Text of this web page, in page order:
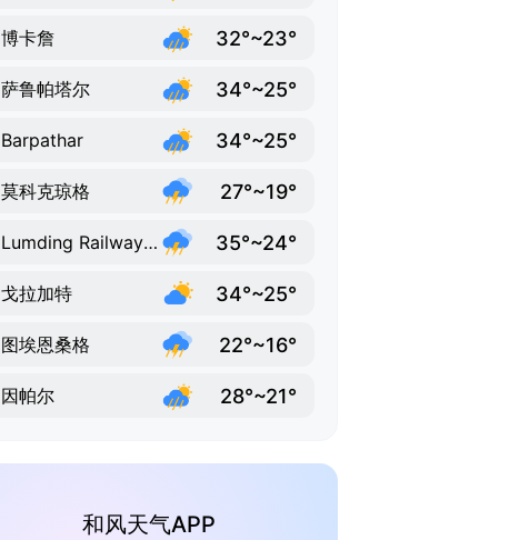
博卡詹 32°~23°
萨鲁帕塔尔 34°~25°
Barpathar 34°~25°
莫科克琼格 27°~19°
Lumding Railway Colony 35°~24°
戈拉加特 34°~25°
图埃恩桑格 22°~16°
因帕尔 28°~21°
和风天气APP